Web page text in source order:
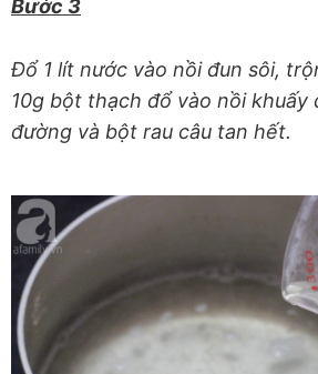
Bước 3
Đổ 1 lít nước vào nồi đun sôi,
10g bột thạch đổ vào nồi khuấy
đường và bột rau câu tan hết.